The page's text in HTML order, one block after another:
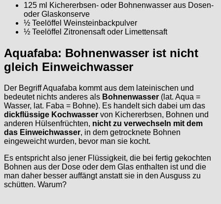
125 ml Kichererbsen- oder Bohnenwasser aus Dosen-
oder Glaskonserve
½ Teelöffel Weinsteinbackpulver
½ Teelöffel Zitronensaft oder Limettensaft
Aquafaba: Bohnenwasser ist nicht
gleich Einweichwasser
Der Begriff Aquafaba kommt aus dem lateinischen und
bedeutet nichts anderes als Bohnenwasser (lat. Aqua =
Wasser, lat. Faba = Bohne). Es handelt sich dabei um das
dickflüssige Kochwasser von Kichererbsen, Bohnen und
anderen Hülsenfrüchten, nicht zu verwechseln mit dem
das Einweichwasser, in dem getrocknete Bohnen
eingeweicht wurden, bevor man sie kocht.
Es entspricht also jener Flüssigkeit, die bei fertig gekochten
Bohnen aus der Dose oder dem Glas enthalten ist und die
man daher besser auffängt anstatt sie in den Ausguss zu
schütten. Warum?